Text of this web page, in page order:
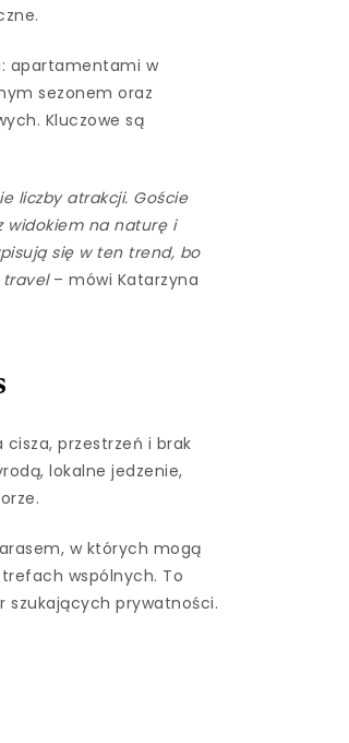
apartamentami w
sezonem oraz
Kluczowe są
liczby atrakcji. Goście
widokiem na naturę i
się w ten trend, bo
travel– mówi Katarzyna
przestrzeń i brak
lokalne jedzenie,
w których mogą
wspólnych. To
szukających prywatności.